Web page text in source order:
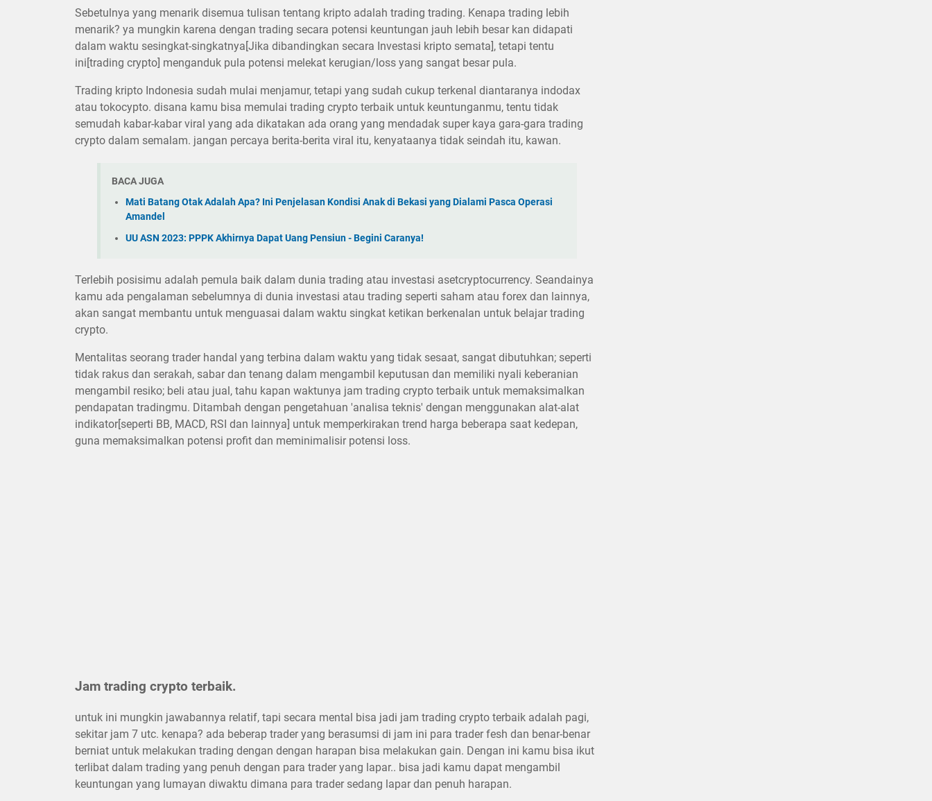
Sebetulnya yang menarik disemua tulisan tentang kripto adalah trading trading. Kenapa trading lebih
menarik? ya mungkin karena dengan trading secara potensi keuntungan jauh lebih besar kan didapati
dalam waktu sesingkat-singkatnya[Jika dibandingkan secara Investasi kripto semata], tetapi tentu
ini[trading crypto] menganduk pula potensi melekat kerugian/loss yang sangat besar pula.
Trading kripto Indonesia sudah mulai menjamur, tetapi yang sudah cukup terkenal diantaranya indodax
atau tokocypto. disana kamu bisa memulai trading crypto terbaik untuk keuntunganmu, tentu tidak
semudah kabar-kabar viral yang ada dikatakan ada orang yang mendadak super kaya gara-gara trading
crypto dalam semalam. jangan percaya berita-berita viral itu, kenyataanya tidak seindah itu, kawan.
BACA JUGA
Mati Batang Otak Adalah Apa? Ini Penjelasan Kondisi Anak di Bekasi yang Dialami Pasca Operasi
Amandel
UU ASN 2023: PPPK Akhirnya Dapat Uang Pensiun - Begini Caranya!
Terlebih posisimu adalah pemula baik dalam dunia trading atau investasi asetcryptocurrency. Seandainya
kamu ada pengalaman sebelumnya di dunia investasi atau trading seperti saham atau forex dan lainnya,
akan sangat membantu untuk menguasai dalam waktu singkat ketikan berkenalan untuk belajar trading
crypto.
Mentalitas seorang trader handal yang terbina dalam waktu yang tidak sesaat, sangat dibutuhkan; seperti
tidak rakus dan serakah, sabar dan tenang dalam mengambil keputusan dan memiliki nyali keberanian
mengambil resiko; beli atau jual, tahu kapan waktunya jam trading crypto terbaik untuk memaksimalkan
pendapatan tradingmu. Ditambah dengan pengetahuan 'analisa teknis' dengan menggunakan alat-alat
indikator[seperti BB, MACD, RSI dan lainnya] untuk memperkirakan trend harga beberapa saat kedepan,
guna memaksimalkan potensi profit dan meminimalisir potensi loss.
Jam trading crypto terbaik.
untuk ini mungkin jawabannya relatif, tapi secara mental bisa jadi jam trading crypto terbaik adalah pagi,
sekitar jam 7 utc. kenapa? ada beberap trader yang berasumsi di jam ini para trader fesh dan benar-benar
berniat untuk melakukan trading dengan dengan harapan bisa melakukan gain. Dengan ini kamu bisa ikut
terlibat dalam trading yang penuh dengan para trader yang lapar.. bisa jadi kamu dapat mengambil
keuntungan yang lumayan diwaktu dimana para trader sedang lapar dan penuh harapan.